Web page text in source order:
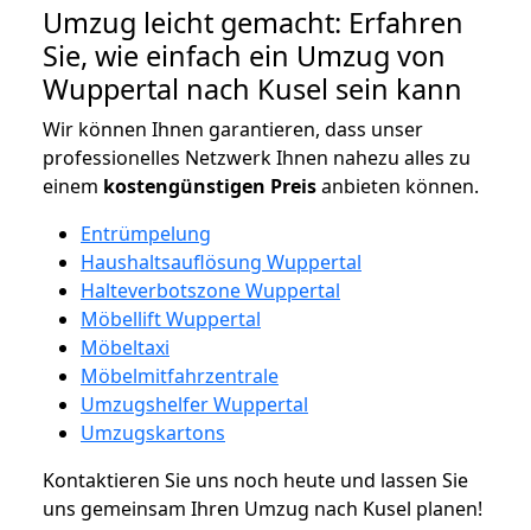
Umzug leicht gemacht: Erfahren
Sie, wie einfach ein Umzug von
Wuppertal nach Kusel sein kann
Wir können Ihnen garantieren, dass unser
professionelles Netzwerk Ihnen nahezu alles zu
einem kostengünstigen Preisanbieten können.
Entrümpelung
Haushaltsauflösung Wuppertal
Halteverbotszone Wuppertal
Möbellift Wuppertal
Möbeltaxi
Möbelmitfahrzentrale
Umzugshelfer Wuppertal
Umzugskartons
Kontaktieren Sie uns noch heute und lassen Sie
uns gemeinsam Ihren Umzug nach Kusel planen!